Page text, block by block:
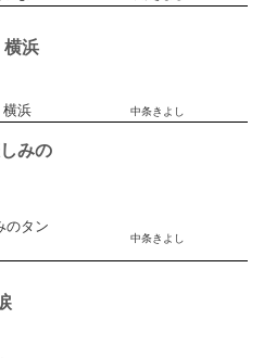
浜
浜 中条きよし
みの
のタン
中条きよし